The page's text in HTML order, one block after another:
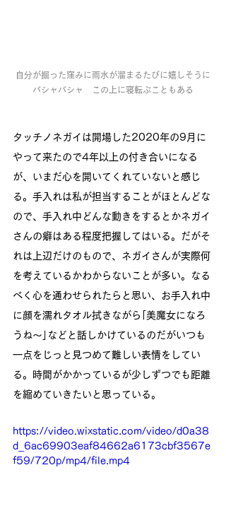
自分が掘った窪みに雨水が溜まるたびに嬉しそうに
バシャバシャ　この上に寝転ぶこともある
タッチノネガイは開場した2020年の9月に
やって来たので4年以上の付き合いになる
が、いまだ心を開いてくれていないと感じ
る。手入れは私が担当することがほとんどな
ので、手入れ中どんな動きをするとかネガイ
さんの癖はある程度把握してはいる。だがそ
れは上辺だけのもので、ネガイさんが実際何
を考えているかわからないことが多い。なる
べく心を通わせられたらと思い、お手入れ中
に顔を濡れタオル拭きながら｢美魔女になろ
うね～｣などと話しかけているのだがいつも
一点をじっと見つめて難しい表情をしてい
る。時間がかかっているが少しずつでも距離
を縮めていきたいと思っている。
https://video.wixstatic.com/video/d0a38
d_6ac69903eaf84662a6173cbf3567e
f59/720p/mp4/file.mp4